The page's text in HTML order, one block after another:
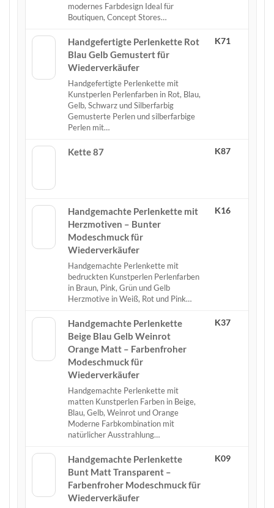
modernes Farbdesign Ideal für
Boutiquen, Concept Stores…
Handgefertigte Perlenkette Rot
Blau Gelb Gemustert für
Wiederverkäufer
Handgefertigte Perlenkette mit
Kunstperlen Perlenfarben in Rot, Blau,
Gelb, Schwarz und Silberfarbig
Gemusterte Perlen und silberfarbige
Perlen mit…
K71
Kette 87 K87
Handgemachte Perlenkette mit
Herzmotiven – Bunter
Modeschmuck für
Wiederverkäufer
Handgemachte Perlenkette mit
bedruckten Kunstperlen Perlenfarben
in Braun, Pink, Grün und Gelb
Herzmotive in Weiß, Rot und Pink…
K16
Handgemachte Perlenkette
Beige Blau Gelb Weinrot
Orange Matt – Farbenfroher
Modeschmuck für
Wiederverkäufer
Handgemachte Perlenkette mit
matten Kunstperlen Farben in Beige,
Blau, Gelb, Weinrot und Orange
Moderne Farbkombination mit
natürlicher Ausstrahlung…
K37
Handgemachte Perlenkette
Bunt Matt Transparent –
Farbenfroher Modeschmuck für
Wiederverkäufer
K09